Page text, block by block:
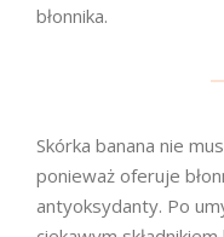
błonnika.
Skórka banana nie
ponieważ oferuje
antyoksydanty. Po